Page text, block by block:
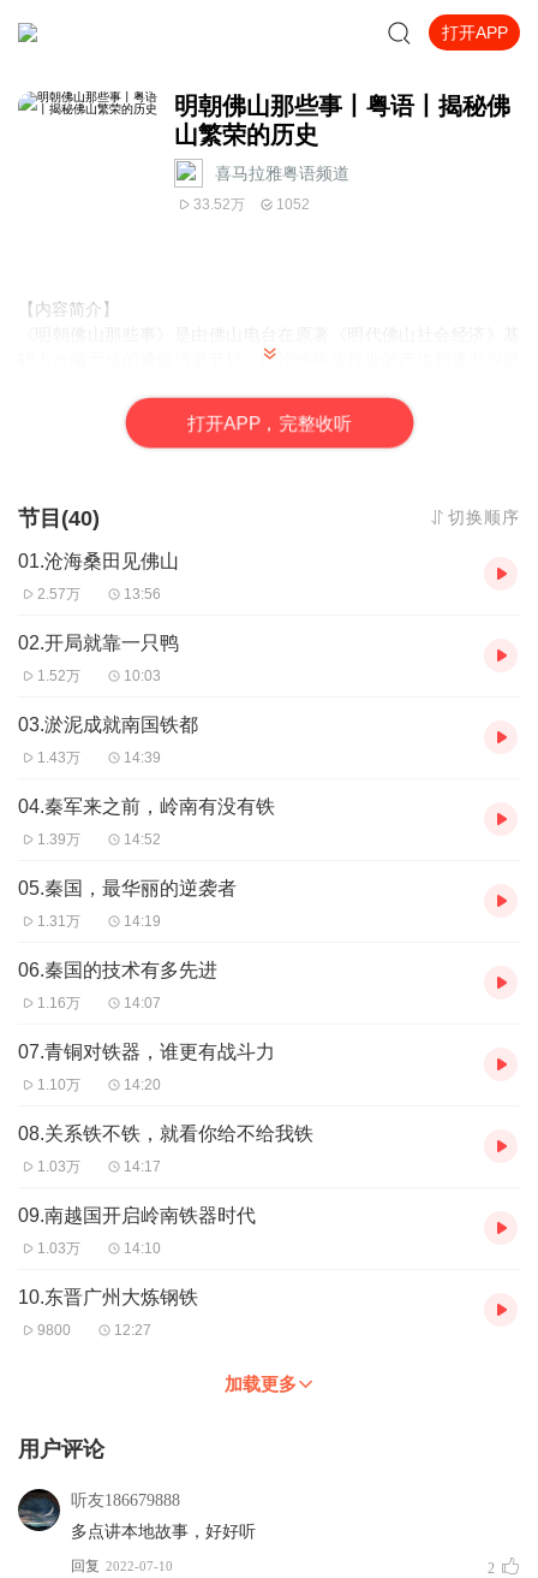
打开APP
明朝佛山那些事丨粤语丨揭秘佛
山繁荣的历史
喜马拉雅粤语频道
33.52万 1052
【内容简介】
础上改编而成的通俗历史节目，以冶铁铸造行业的产生和逐渐兴盛
国家政治、经济和外交领域发挥的重要历史作用。佛山铁锅作为明
朝中央政府外交活动的国礼，在国家边疆治理中发挥了积极作
罗一星
郝伟
梁斌，佛山电台主持人。
打开APP，完整收听
节目(40) 切换顺序
01.沧海桑田见佛山
2.57万 13:56
02.开局就靠一只鸭
1.52万 10:03
03.淤泥成就南国铁都
1.43万 14:39
04.秦军来之前，岭南有没有铁
1.39万 14:52
05.秦国，最华丽的逆袭者
1.31万 14:19
06.秦国的技术有多先进
1.16万 14:07
07.青铜对铁器，谁更有战斗力
1.10万 14:20
08.关系铁不铁，就看你给不给我铁
1.03万 14:17
09.南越国开启岭南铁器时代
1.03万 14:10
10.东晋广州大炼钢铁
9800 12:27
加载更多
用户评论
听友186679888
多点讲本地故事，好好听
回复 2022-07-10 2